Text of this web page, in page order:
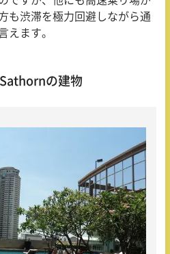
も渋滞を極力回避しながら通
えます。
の建物